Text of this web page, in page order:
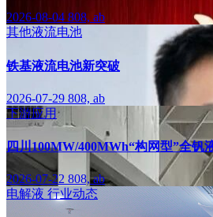
2026-08-04 808, ab
其他液流电池
铁基液流电池新突破
2026-07-29 808, ab
下游应用
四川100MW/400MWh“构网型”全钒
2026-07-22 808, ab
电解液 行业动态